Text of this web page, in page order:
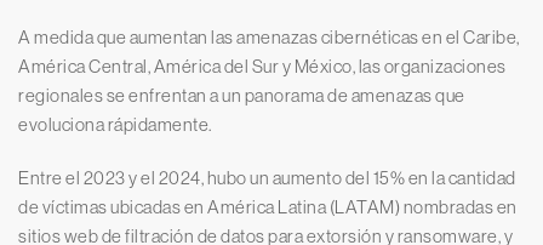
A medida que aumentan las amenazas cibernéticas en el Caribe,
América Central, América del Sur y México, las organizaciones
regionales se enfrentan a un panorama de amenazas que
evoluciona rápidamente.
Entre el 2023 y el 2024, hubo un aumento del 15% en la cantidad
de víctimas ubicadas en América Latina (LATAM) nombradas en
sitios web de filtración de datos para extorsión y ransomware, y